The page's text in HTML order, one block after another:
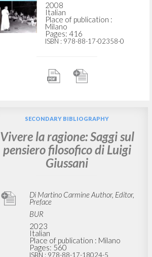
2008
Italian
Place of publication :
Milano
Pages: 416
ISBN : 978-88-17-02358-0
SECONDARY BIBLIOGRAPHY
Vivere la ragione: Saggi sul
pensiero filosofico di Luigi
Giussani
Di Martino Carmine Author, Editor,
Preface
BUR
2023
Italian
Place of publication : Milano
Pages: 560
ISBN : 978-88-17-18024-5